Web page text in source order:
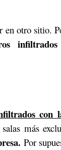
en otro sitio.
infiltrados
con
más
Por